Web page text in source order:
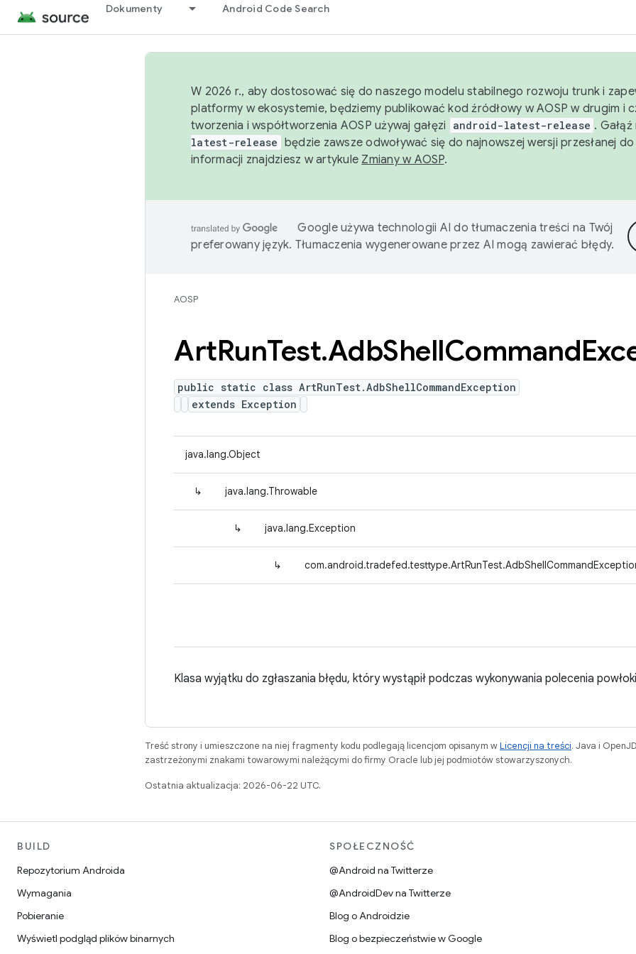
Dokumenty Android Code Search
W 2026 r., aby dostosować się do naszego modelu stabilnego rozwoju trunk i
platformy w ekosystemie, będziemy publikować kod źródłowy w AOSP w drugim i
tworzenia i współtworzenia AOSP używaj gałęzi
android-latest-release .
latest-release będzie zawsze odwoływać się do najnowszej wersji przesłanej do
informacji znajdziesz w artykule Zmiany w AOSP.
Google używa technologii AI do tłumaczenia treści na Twój
preferowany język. Tłumaczenia wygenerowane przez AI mogą zawierać błędy.
AOSP
ArtRunTest.AdbShellCommand
public static class ArtRunTest.AdbShellCommandException
extends Exception
java.lang.Object
↳ java.lang.Throwable
↳ java.lang.Exception
↳
Klasa wyjątku do zgłaszania błędu, który wystąpił podczas wykonywania polecenia
Treść strony i umieszczone na niej fragmenty kodu podlegają licencjom opisanym wLicencji na treści. Java i
zastrzeżonymi znakami towarowymi należącymi do firmy Oracle lub jej podmiotów stowarzyszonych.
Ostatnia aktualizacja: 2026-06-22 UTC.
BUILD
Repozytorium Androida
Wymagania
Pobieranie
Wyświetl podgląd plików binarnych
SPOŁECZNOŚĆ
@Android na Twitterze
@AndroidDev na Twitterze
Blog o Androidzie
Blog o bezpieczeństwie w Google